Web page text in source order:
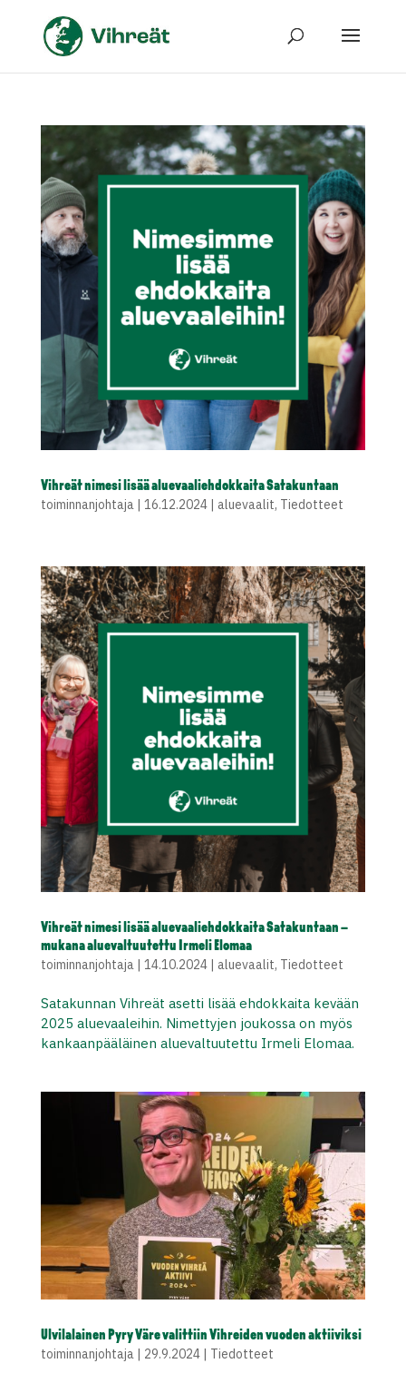
Vihreät nimesi lisää aluevaaliehdokkaita Satakuntaan
toiminnanjohtaja| 16.12.2024| aluevaalit, Tiedotteet
Vihreät nimesi lisää aluevaaliehdokkaita Satakuntaan –
mukana aluevaltuutettu Irmeli Elomaa
toiminnanjohtaja| 14.10.2024| aluevaalit, Tiedotteet
Satakunnan Vihreät asetti lisää ehdokkaita kevään
2025 aluevaaleihin. Nimettyjen joukossa on myös
kankaanpääläinen aluevaltuutettu Irmeli Elomaa.
Ulvilalainen Pyry Väre valittiin Vihreiden vuoden aktiiviksi
toiminnanjohtaja| 29.9.2024| Tiedotteet